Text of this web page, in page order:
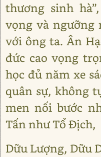
thương sinh
vọng và ngưỡng
với ông ta. Ân
đức cao vọng
học đủ năm xe
quân sự, không
men nối bước
Tấn như Tổ Địch,
Dữu Lượng, Dữu